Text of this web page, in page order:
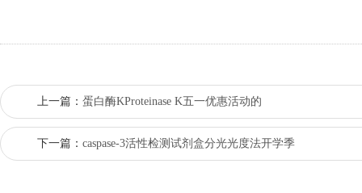
上一篇： 蛋白酶KProteinase K五一优惠活动的
下一篇： caspase-3活性检测试剂盒​分光光度法开学季